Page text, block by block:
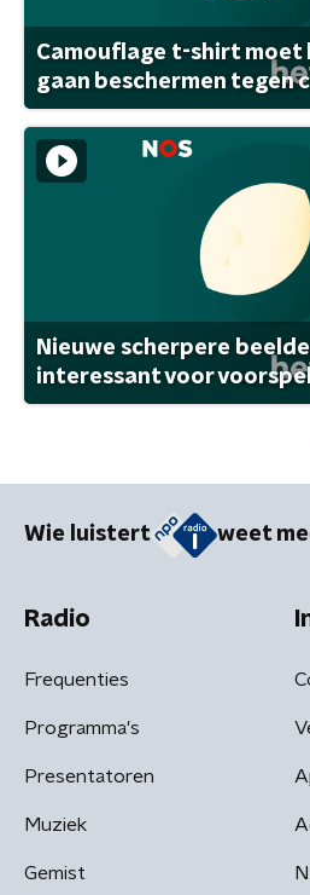
Camouflage t-shirt
gaan beschermen tegen
Nieuwe scherpere
interessant voor
Wie luistert weet
Radio
Frequenties
Programma's
Presentatoren
Muziek
Gemist